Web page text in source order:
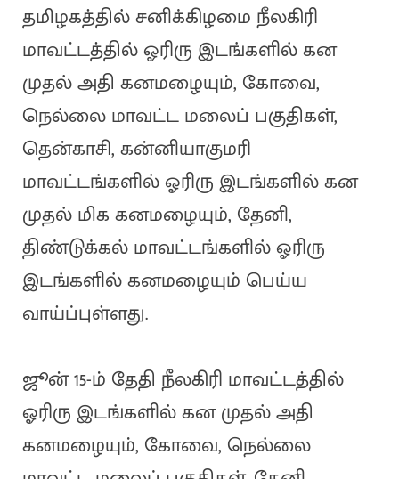
தமிழகத்தில் சனிக்கிழமை நீலகிரி
மாவட்டத்தில் ஓரிரு இடங்களில் கன
முதல் அதி கனமழையும், கோவை,
நெல்லை மாவட்ட மலைப் பகுதிகள்,
தென்காசி, கன்னியாகுமரி
மாவட்டங்களில் ஓரிரு இடங்களில் கன
முதல் மிக கனமழையும், தேனி,
திண்டுக்கல் மாவட்டங்களில் ஓரிரு
இடங்களில் கனமழையும் பெய்ய
வாய்ப்புள்ளது.
ஜூன் 15-ம் தேதி நீலகிரி மாவட்டத்தில்
ஓரிரு இடங்களில் கன முதல் அதி
கனமழையும், கோவை, நெல்லை